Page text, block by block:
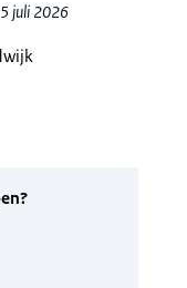
juli 2026